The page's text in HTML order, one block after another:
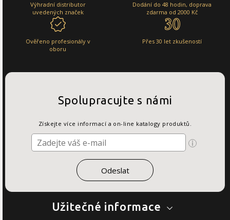
Výhradní distributor
uvedených značek
Dodání do 48 hodin, doprava
zdarma od 2000 Kč
Ověřeno profesionály v
oboru
Přes 30 let zkušeností
Užitečné informace
Spolupracujte s námi
Získejte více informací a on-line katalogy produktů.